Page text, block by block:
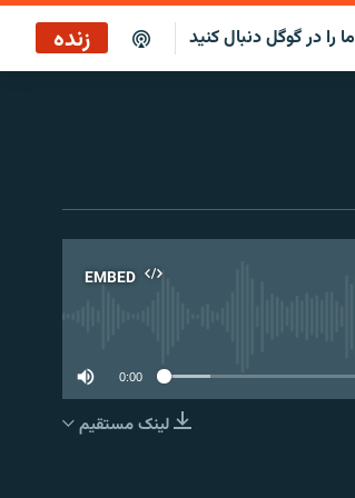
ما را در گوگل دنبال کنید زنده
پخش آنلاین
EMBED
EMBED
0:00
لینک مستقیم